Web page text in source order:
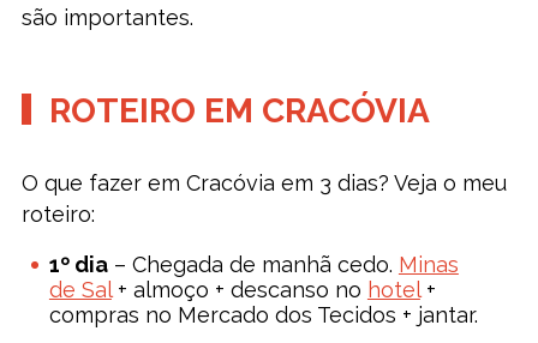
são importantes.
ROTEIRO EM CRACÓVIA
O que fazer em Cracóvia em 3 dias? Veja o meu
roteiro:
1º dia– Chegada de manhã cedo. Minas
de Sal+ almoço + descanso no hotel+
compras no Mercado dos Tecidos + jantar.